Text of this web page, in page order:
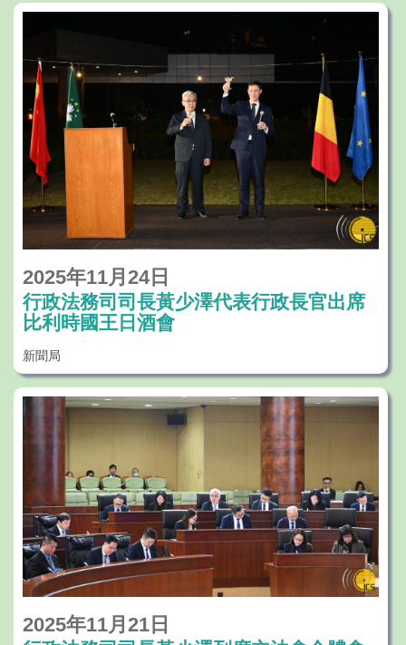
案項目的執行情況，並就明年的法律提案項
目向各委員作簡介及聽取意見。此外，各委
員從行政程序電子化和提升行政效率等多角
度就《行政程序法典》的修改工作提出了寶
貴意見和建議。
黃少澤司長在總結時感謝各委員給予很多具
建設性的意見和建議，對於明年的法律提
案，與維護國家安全、促進經濟發展、保障
民生福祉、推進澳琴民生融合等有重大關
連，特區政府將有序推進各項諮詢及法案草
擬工作，一如既往貫徹落實年度立法規劃，
按時將法案交立法會審議；就《行政程序法
典》的修法工作，特區政府將繼續深入研
究，並透過不同渠道積極聽取各方意見，對
於建議修法的內容，會從法律的整體性、協
調性、預期成效，以至其可行性及相關的實
際情況進行考慮，以確定修法方向和內容，
於明年完成草擬法案並提交立法會審議。
2025年11月24日
行政法務司司長黃少澤代表行政長官出席
比利時國王日酒會
新聞局
2025年11月21日